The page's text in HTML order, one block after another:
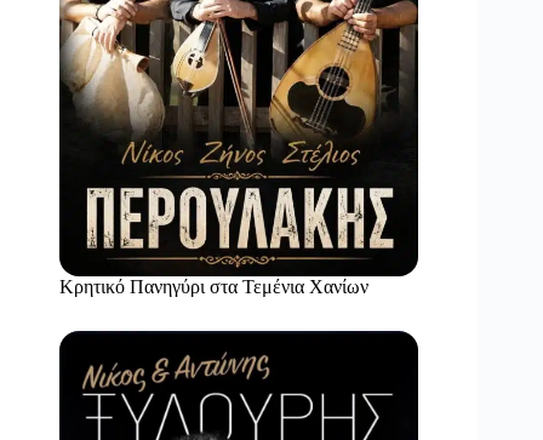
Κρητικό Πανηγύρι στα Τεμένια Χανίων